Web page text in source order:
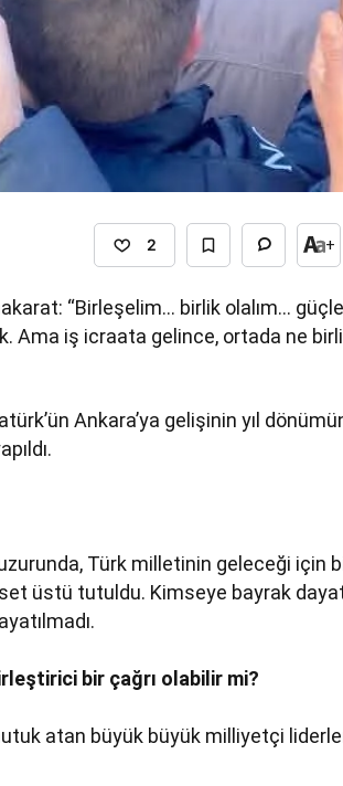
2 +
“Birleşelim… birlik olalım…
Ama iş icraata gelince, ortada ne
Ankara’ya gelişinin yıl
Türk milletinin geleceği için
üstü tutuldu. Kimseye bayrak
bir çağrı olabilir mi?
atan büyük büyük milliyetçi liderler,